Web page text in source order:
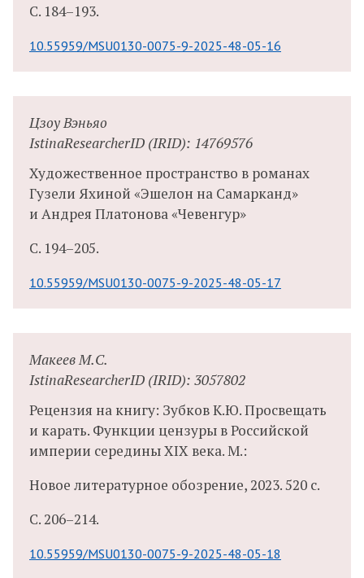
С. 184–193.
10.55959/MSU0130-0075-9-2025-48-05-16
Цзоу Вэньяо
IstinaResearcherID (IRID): 14769576
Художественное пространство в романах
Гузели Яхиной «Эшелон на Самарканд»
и Андрея Платонова «Чевенгур»
С. 194–205.
10.55959/MSU0130-0075-9-2025-48-05-17
Макеев М.С.
IstinaResearcherID (IRID): 3057802
Рецензия на книгу: Зубков К.Ю. Просвещать
и карать. Функции цензуры в Российской
империи середины XIX века. М.:
Новое литературное обозрение, 2023. 520 с.
С.206–214.
10.55959/MSU0130-0075-9-2025-48-05-18